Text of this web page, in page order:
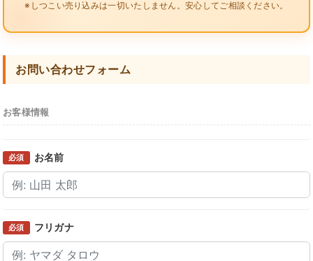
※しつこい売り込みは一切いたしません。安心してご相談ください。
お問い合わせフォーム
お客様情報
必須 お名前
必須 フリガナ